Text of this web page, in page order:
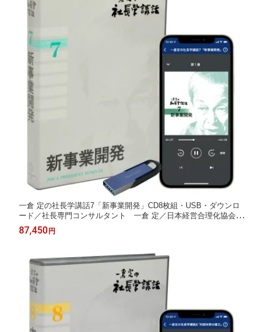
一倉 定の社長学講話7「新事業開発」CD8枚組・USB・ダウンロ
ード／社長専門コンサルタント 一倉 定／日本経営合理化協会
【講演チャンネル】
87,450円